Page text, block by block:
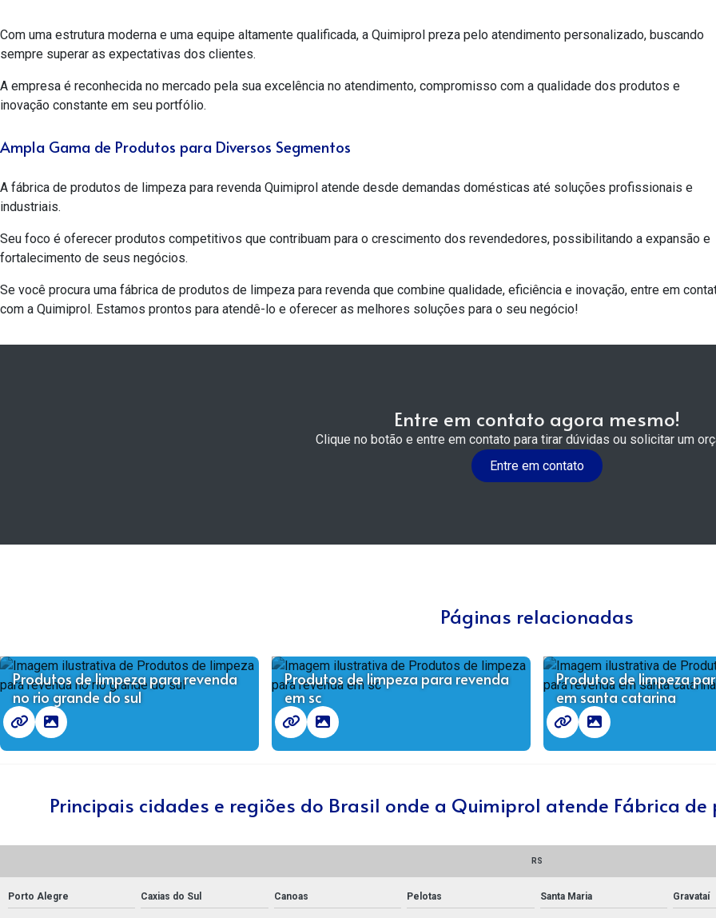
Com uma estrutura moderna e uma equipe altamente qualificada, a Quimiprol preza pelo atendimento personalizado, buscando
sempre superar as expectativas dos clientes.
A empresa é reconhecida no mercado pela sua excelência no atendimento, compromisso com a qualidade dos produtos e
inovação constante em seu portfólio.
Ampla Gama de Produtos para Diversos Segmentos
A fábrica de produtos de limpeza para revenda Quimiprol atende desde demandas domésticas até soluções profissionais e
industriais.
Seu foco é oferecer produtos competitivos que contribuam para o crescimento dos revendedores, possibilitando a expansão e
fortalecimento de seus negócios.
Se você procura uma fábrica de produtos de limpeza para revenda que combine qualidade, eficiência e inovação, entre em
com a Quimiprol. Estamos prontos para atendê-lo e oferecer as melhores soluções para o seu negócio!
Entre em contato agora mesmo!
Clique no botão e entre em contato para tirar dúvidas ou solicitar um
Entre em contato
Páginas relacionadas
Produtos de limpeza para revenda
no rio grande do sul
Produtos de limpeza para revenda
em sc
Produtos de limpeza
em santa catarina
Principais cidades e regiões do Brasil onde a Quimiprol atende Fábrica
RS
Porto Alegre Caxias do Sul Canoas Pelotas Santa Maria Gravataí